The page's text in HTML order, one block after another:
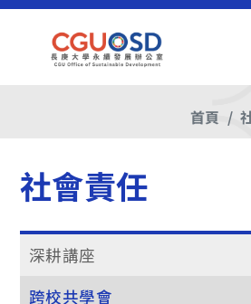
首頁
社會責任
深耕講座
跨校共學會